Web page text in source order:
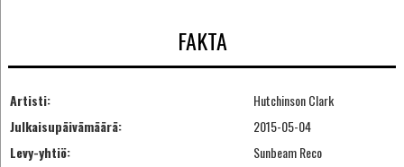
FAKTA
Artisti:
Hutchinson Clark
Julkaisupäivämäärä:
2015-05-04
Levy-yhtiö:
Sunbeam Reco